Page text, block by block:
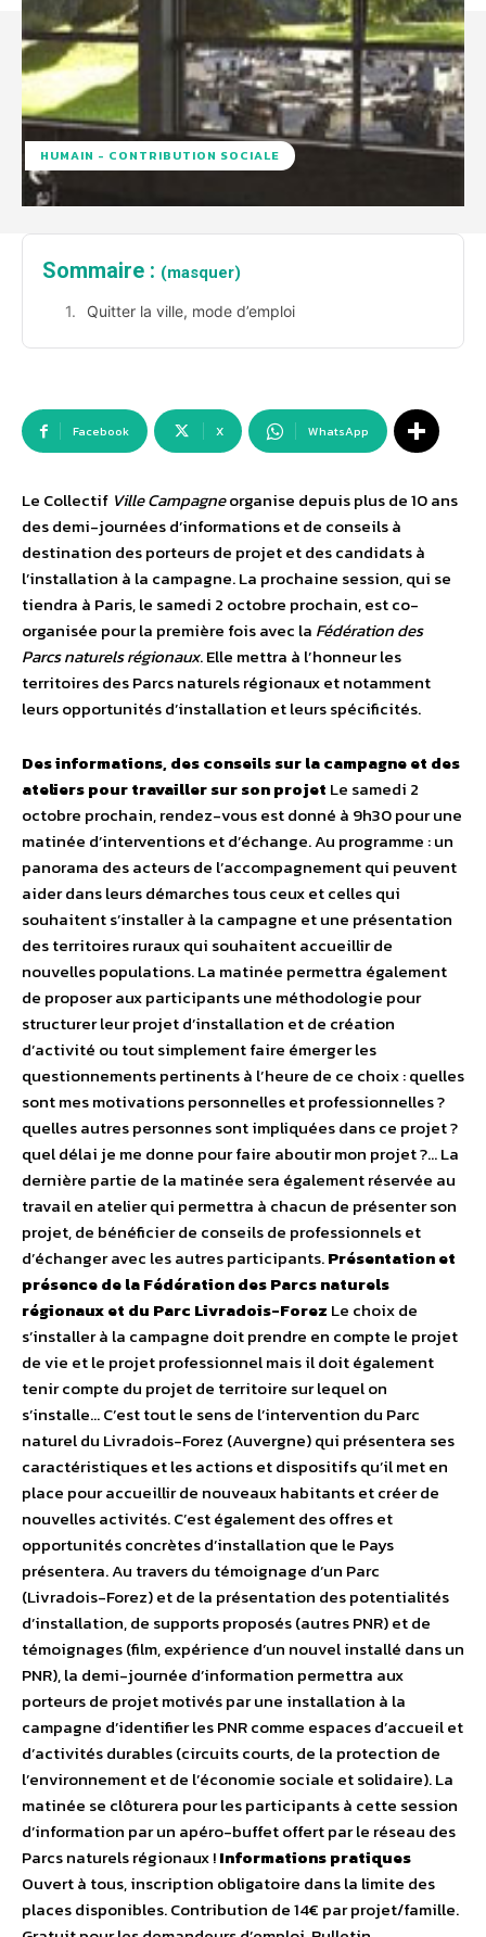
HUMAIN - CONTRIBUTION SOCIALE
Sommaire : (masquer)
Quitter la ville, mode d’emploi
Facebook X WhatsApp
Le Collectif Ville Campagneorganise depuis plus de 10 ans
des demi-journées d’informations et de conseils à
destination des porteurs de projet et des candidats à
l’installation à la campagne. La prochaine session, qui se
tiendra à Paris, le samedi 2 octobre prochain, est co-
organisée pour la première fois avec la Fédération des
Parcs naturels régionaux. Elle mettra à l’honneur les
territoires des Parcs naturels régionaux et notamment
leurs opportunités d’installation et leurs spécificités.
Des informations, des conseils sur la campagne et des
ateliers pour travailler sur son projet Le samedi 2
octobre prochain, rendez-vous est donné à 9h30 pour une
matinée d’interventions et d’échange. Au programme : un
panorama des acteurs de l’accompagnement qui peuvent
aider dans leurs démarches tous ceux et celles qui
souhaitent s’installer à la campagne et une présentation
des territoires ruraux qui souhaitent accueillir de
nouvelles populations. La matinée permettra également
de proposer aux participants une méthodologie pour
structurer leur projet d’installation et de création
d’activité ou tout simplement faire émerger les
questionnements pertinents à l’heure de ce choix : quelles
sont mes motivations personnelles et professionnelles ?
quelles autres personnes sont impliquées dans ce projet ?
quel délai je me donne pour faire aboutir mon projet ?… La
dernière partie de la matinée sera également réservée au
travail en atelier qui permettra à chacun de présenter son
projet, de bénéficier de conseils de professionnels et
d’échanger avec les autres participants.Présentation et
présence de la Fédération des Parcs naturels
régionaux et du Parc Livradois-Forez Le choix de
s’installer à la campagne doit prendre en compte le projet
de vie et le projet professionnel mais il doit également
tenir compte du projet de territoire sur lequel on
s’installe… C’est tout le sens de l’intervention du Parc
naturel du Livradois-Forez (Auvergne) qui présentera ses
caractéristiques et les actions et dispositifs qu’il met en
place pour accueillir de nouveaux habitants et créer de
nouvelles activités. C’est également des offres et
opportunités concrètes d’installation que le Pays
présentera. Au travers du témoignage d’un Parc
(Livradois-Forez) et de la présentation des potentialités
d’installation, de supports proposés (autres PNR) et de
témoignages (film, expérience d’un nouvel installé dans un
PNR), la demi-journée d’information permettra aux
porteurs de projet motivés par une installation à la
campagne d’identifier les PNR comme espaces d’accueil et
d’activités durables (circuits courts, de la protection de
l’environnement et de l’économie sociale et solidaire). La
matinée se clôturera pour les participants à cette session
d’information par un apéro-buffet offert par le réseau des
Parcs naturels régionaux !Informations pratiques
Ouvert à tous, inscription obligatoire dans la limite des
places disponibles. Contribution de 14€ par projet/famille.